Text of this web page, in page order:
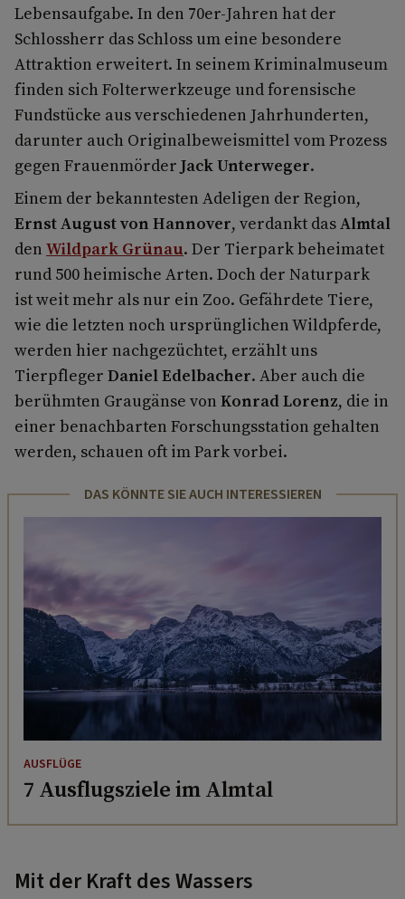
Lebensaufgabe. In den 70er-Jahren hat der
Schlossherr das Schloss um eine besondere
Attraktion erweitert. In seinem Kriminalmuseum
finden sich Folterwerkzeuge und forensische
Fundstücke aus verschiedenen Jahrhunderten,
darunter auch Originalbeweismittel vom Prozess
gegen Frauenmörder Jack Unterweger.
Einem der bekanntesten Adeligen der Region,
Ernst August von Hannover, verdankt dasAlmtal
den Wildpark Grünau. Der Tierpark beheimatet
rund 500 heimische Arten. Doch der Naturpark
ist weit mehr als nur ein Zoo. Gefährdete Tiere,
wie die letzten noch ursprünglichen Wildpferde,
werden hier nachgezüchtet, erzählt uns
Tierpfleger Daniel Edelbacher. Aber auch die
berühmten Graugänse von Konrad Lorenz, die in
einer benachbarten Forschungsstation gehalten
werden, schauen oft im Park vorbei.
DAS KÖNNTE SIE AUCH INTERESSIEREN
AUSFLÜGE
7 Ausflugsziele im Almtal
Mit der Kraft des Wassers